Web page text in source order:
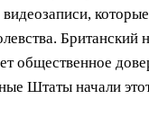
Британский
общественное
Штаты начали